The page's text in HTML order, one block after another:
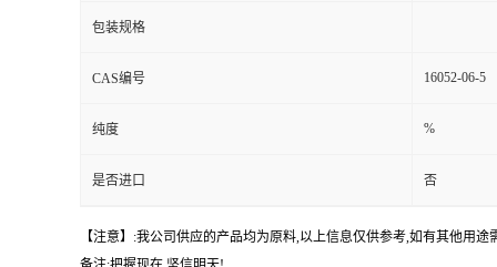
包装规格
CAS编号 16052-06-5
纯度 %
是否进口 否
【注意】:我公司供应的产品均为原料,以上信息仅供参考,如有其他用